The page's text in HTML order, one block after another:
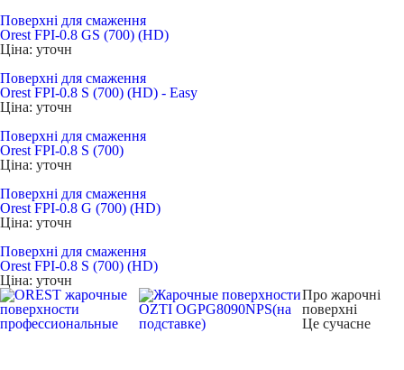
Поверхні для смаження
Orest FPI-0.8 GS (700) (НD)
Ціна: уточн
Поверхні для смаження
Orest FPI-0.8 S (700) (HD) - Easy
Ціна: уточн
Поверхні для смаження
Orest FPI-0.8 S (700)
Ціна: уточн
Поверхні для смаження
Orest FPI-0.8 G (700) (НD)
Ціна: уточн
Поверхні для смаження
Orest FPI-0.8 S (700) (НD)
Ціна: уточн
Про жарочні
поверхні
Це сучасне